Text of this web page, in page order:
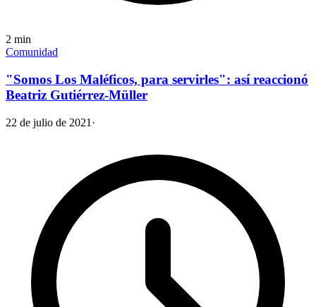
2 min
Comunidad
"Somos Los Maléficos, para servirles": así reaccionó
Beatriz Gutiérrez-Müller
22 de julio de 2021 ·